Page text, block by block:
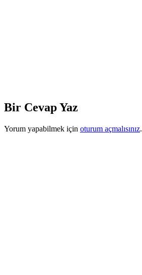
Bir Cevap Yaz
Yorum yapabilmek için oturum açmalısınız.